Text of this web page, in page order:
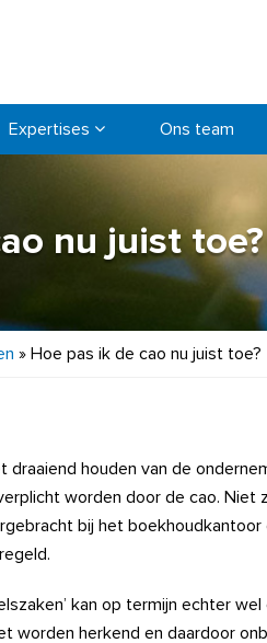
Expertises Ons team
nu juist toe?
» Hoe pas ik de cao nu juist toe?
draaiend houden van de
worden door de cao. Niet
bij het
kan op termijn echter wel
worden herkend en daardoor